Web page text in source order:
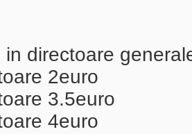
in directoare
2euro
3.5euro
4euro